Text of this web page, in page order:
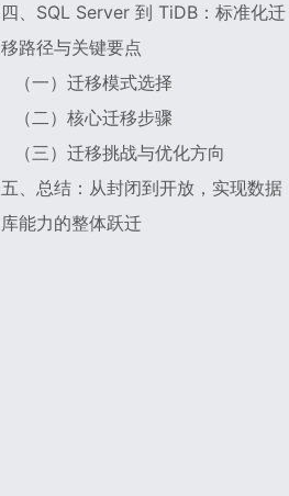
四、SQL Server 到 TiDB：标准化迁
移路径与关键要点
（一）迁移模式选择
（二）核心迁移步骤
（三）迁移挑战与优化方向
五、总结：从封闭到开放，实现数据
库能力的整体跃迁